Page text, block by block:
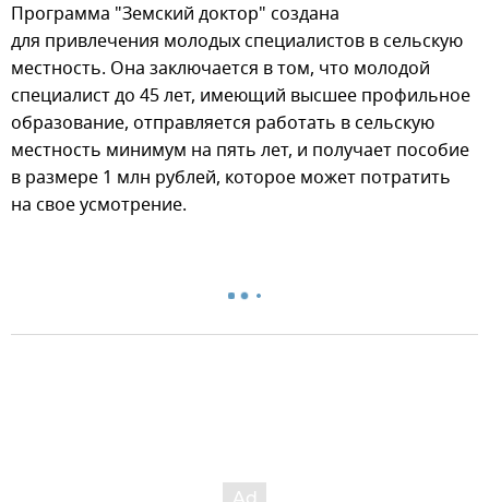
Программа "Земский доктор" создана
для привлечения молодых специалистов в сельскую
местность. Она заключается в том, что молодой
специалист до 45 лет, имеющий высшее профильное
образование, отправляется работать в сельскую
местность минимум на пять лет, и получает пособие
в размере 1 млн рублей, которое может потратить
на свое усмотрение.